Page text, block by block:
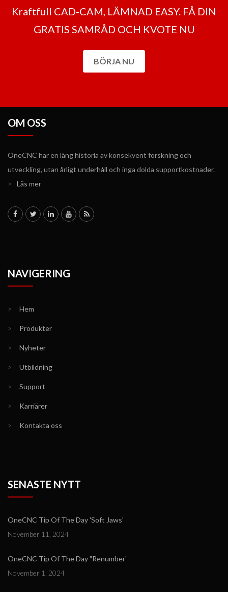
Kraftfull CAD-CAM, LÄMNAD EASY. FÅ DIN
GRATIS SAMRÅD OCH KVOTE NU
BÖRJA NU
OM OSS
OneCNC har en lång historia av konsekvent forskning och
utveckling, utan årligt underhåll och inga dolda supportkostnader.
>
Läs mer
NAVIGERING
> Hem
> Produkter
> Nyheter
> Utbildning
> Support
> Karriärer
> Kontakta oss
SENASTE NYTT
OneCNC Tip Of The Day 'Soft Jaws'
November 11, 2024
OneCNC Tip Of The Day "Renumber'
November 1, 2024